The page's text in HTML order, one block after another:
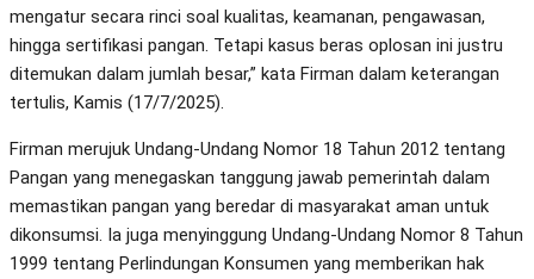
mengatur secara rinci soal kualitas, keamanan, pengawasan,
hingga sertifikasi pangan. Tetapi kasus beras oplosan ini justru
ditemukan dalam jumlah besar,” kata Firman dalam keterangan
tertulis, Kamis (17/7/2025).
Firman merujuk Undang-Undang Nomor 18 Tahun 2012 tentang
Pangan yang menegaskan tanggung jawab pemerintah dalam
memastikan pangan yang beredar di masyarakat aman untuk
dikonsumsi. Ia juga menyinggung Undang-Undang Nomor 8 Tahun
1999 tentang Perlindungan Konsumen yang memberikan hak